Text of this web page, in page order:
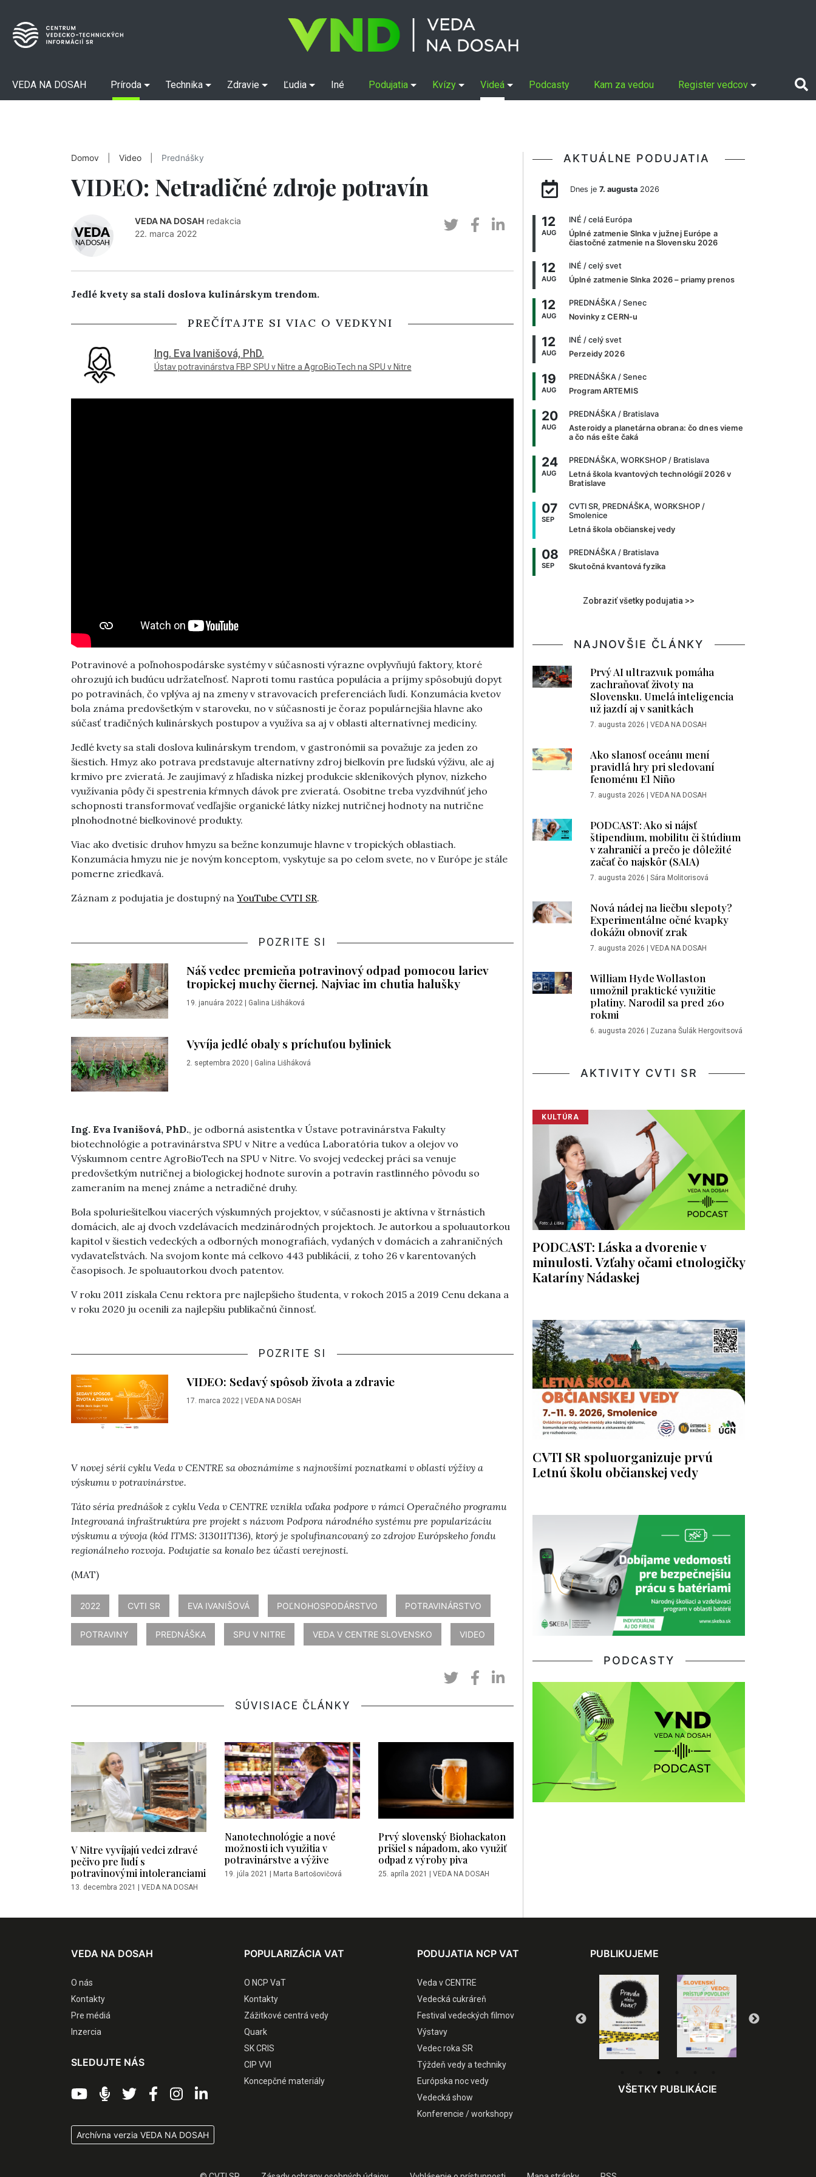
VEDA NA DOSAH Príroda Technika Zdravie Ľudia Iné Podujatia Kvízy Videá Podcasty Kam za vedou Register vedcov
Domov Video Prednášky
VIDEO: Netradičné zdroje potravín
VEDA NA DOSAH redakcia
22. marca 2022
Jedlé kvety sa stali doslova kulinárskym trendom.
PREČÍTAJTE SI VIAC O VEDKYNI
Ing. Eva Ivanišová, PhD.
Ústav potravinárstva FBP SPU v Nitre a AgroBioTech na SPU v Nitre
Potravinové a poľnohospodárske systémy v súčasnosti výrazne ovplyvňujú faktory, ktoré
ohrozujú ich budúcu udržateľnosť. Naproti tomu rastúca populácia a príjmy spôsobujú dopyt
po potravinách, čo vplýva aj na zmeny v stravovacích preferenciách ľudí. Konzumácia kvetov
bola známa predovšetkým v staroveku, no v súčasnosti je čoraz populárnejšia hlavne ako
súčasť tradičných kulinárskych postupov a využíva sa aj v oblasti alternatívnej medicíny.
Jedlé kvety sa stali doslova kulinárskym trendom, v gastronómii sa považuje za jeden zo
šiestich. Hmyz ako potrava predstavuje alternatívny zdroj bielkovín pre ľudskú výživu, ale aj
krmivo pre zvieratá. Je zaujímavý z hľadiska nízkej produkcie skleníkových plynov, nízkeho
využívania pôdy či spestrenia kŕmnych dávok pre zvieratá. Osobitne treba vyzdvihnúť jeho
schopnosti transformovať vedľajšie organické látky nízkej nutričnej hodnoty na nutrične
plnohodnotné bielkovinové produkty.
Viac ako dvetisíc druhov hmyzu sa bežne konzumuje hlavne v tropických oblastiach.
Konzumácia hmyzu nie je novým konceptom, vyskytuje sa po celom svete, no v Európe je stále
pomerne zriedkavá.
Záznam z podujatia je dostupný na YouTube CVTI SR.
POZRITE SI
Náš vedec premieňa potravinový odpad pomocou lariev
tropickej muchy čiernej. Najviac im chutia halušky
19. januára 2022| Galina Lišháková
Vyvíja jedlé obaly s príchuťou byliniek
2. septembra 2020 | Galina Lišháková
Ing. Eva Ivanišová, PhD., je odborná asistentka v Ústave potravinárstva Fakulty
biotechnológie a potravinárstva SPU v Nitre a vedúca Laboratória tukov a olejov vo
Výskumnom centre AgroBioTech na SPU v Nitre. Vo svojej vedeckej práci sa venuje
predovšetkým nutričnej a biologickej hodnote surovín a potravín rastlinného pôvodu so
zameraním na menej známe a netradičné druhy.
Bola spoluriešiteľkou viacerých výskumných projektov, v súčasnosti je aktívna v štrnástich
domácich, ale aj dvoch vzdelávacích medzinárodných projektoch. Je autorkou a spoluautorkou
kapitol v šiestich vedeckých a odborných monografiách, vydaných v domácich a zahraničných
vydavateľstvách. Na svojom konte má celkovo 443 publikácií, z toho 26 v karentovaných
časopisoch. Je spoluautorkou dvoch patentov.
V roku 2011 získala Cenu rektora pre najlepšieho študenta, v rokoch 2015 a 2019 Cenu dekana a
v roku 2020 ju ocenili za najlepšiu publikačnú činnosť.
POZRITE SI
VIDEO: Sedavý spôsob života a zdravie
17. marca 2022| VEDA NA DOSAH
V novej sérii cyklu Veda v CENTRE sa oboznámime s najnovšími poznatkami v oblasti výživy a
výskumu v potravinárstve.
Táto séria prednášok z cyklu Veda v CENTRE vznikla vďaka podpore v rámci Operačného programu
Integrovaná infraštruktúra pre projekt s názvom Podpora národného systému pre popularizáciu
výskumu a vývoja (kód ITMS: 313011T136), ktorý je spolufinancovaný zo zdrojov Európskeho fondu
regionálneho rozvoja. Podujatie sa konalo bez účasti verejnosti.
(MAT)
2022 CVTI SR EVA IVANIŠOVÁ POĽNOHOSPODÁRSTVO POTRAVINÁRSTVO
POTRAVINY PREDNÁŠKA SPU V NITRE VEDA V CENTRE SLOVENSKO VIDEO
SÚVISIACE ČLÁNKY
V Nitre vyvíjajú vedci zdravé
pečivo pre ľudí s
potravinovými intoleranciami
13. decembra 2021 | VEDA NA DOSAH
Nanotechnológie a nové
možnosti ich využitia v
potravinárstve a výžive
19. júla 2021 Marta Bartošovičová
Prvý slovenský Biohackaton
prišiel s nápadom, ako využiť
odpad z výroby piva
25. apríla 2021 VEDA NA DOSAH
AKTUÁLNE PODUJATIA
Dnes je 7. augusta2026
12
AUG
INÉ / celá Európa
Úplné zatmenie Slnka v južnej Európe a
čiastočné zatmenie na Slovensku 2026
12
AUG
INÉ / celý svet
Úplné zatmenie Slnka 2026 – priamy prenos
12
AUG
PREDNÁŠKA / Senec
Novinky z CERN-u
12
AUG
INÉ / celý svet
Perzeidy 2026
19
AUG
PREDNÁŠKA / Senec
Program ARTEMIS
20
AUG
PREDNÁŠKA / Bratislava
Asteroidy a planetárna obrana: čo dnes vieme
a čo nás ešte čaká
24
AUG
PREDNÁŠKA, WORKSHOP / Bratislava
Letná škola kvantových technológií 2026 v
Bratislave
07
SEP
CVTI SR, PREDNÁŠKA, WORKSHOP /
Smolenice
Letná škola občianskej vedy
08
SEP
PREDNÁŠKA / Bratislava
Skutočná kvantová fyzika
Zobraziť všetky podujatia >>
NAJNOVŠIE ČLÁNKY
Prvý AI ultrazvuk pomáha
zachraňovať životy na
Slovensku. Umelá inteligencia
už jazdí aj v sanitkách
7. augusta 2026 | VEDA NA DOSAH
Ako slanosť oceánu mení
pravidlá hry pri sledovaní
fenoménu El Niño
7. augusta 2026 | VEDA NA DOSAH
PODCAST: Ako si nájsť
štipendium, mobilitu či štúdium
v zahraničí a prečo je dôležité
začať čo najskôr (SAIA)
7. augusta 2026 | Sára Molitorisová
Nová nádej na liečbu slepoty?
Experimentálne očné kvapky
dokážu obnoviť zrak
7. augusta 2026 | VEDA NA DOSAH
William Hyde Wollaston
umožnil praktické využitie
platiny. Narodil sa pred 260
rokmi
6. augusta 2026 | Zuzana Šulák Hergovitsová
AKTIVITY CVTI SR
KULTÚRA
PODCAST: Láska a dvorenie v
minulosti. Vzťahy očami etnologičky
Kataríny Nádaskej
CVTI SR spoluorganizuje prvú
Letnú školu občianskej vedy
PODCASTY
VEDA NA DOSAH
O nás
Kontakty
Pre médiá
Inzercia
SLEDUJTE NÁS
Archívna verzia VEDA NA DOSAH
POPULARIZÁCIA VAT
O NCP VaT
Kontakty
Zážitkové centrá vedy
Quark
SK CRIS
CIP VVI
Koncepčné materiály
PODUJATIA NCP VAT
Veda v CENTRE
Vedecká cukráreň
Festival vedeckých filmov
Výstavy
Vedec roka SR
Týždeň vedy a techniky
Európska noc vedy
Vedecká show
Konferencie / workshopy
PUBLIKUJEME
VŠETKY PUBLIKÁCIE